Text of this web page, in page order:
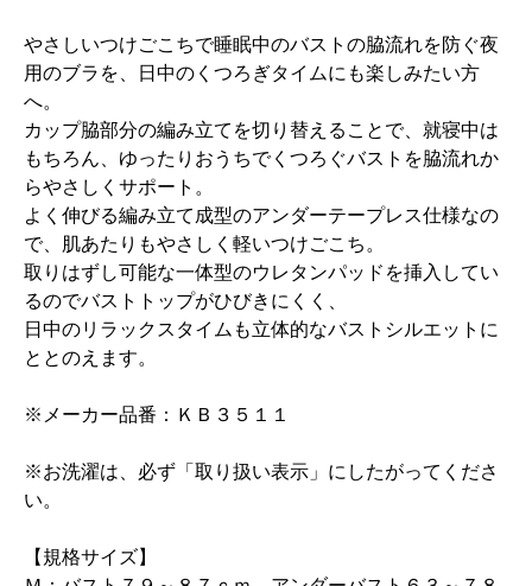
やさしいつけごこちで睡眠中のバストの脇流れを防ぐ夜
用のブラを、日中のくつろぎタイムにも楽しみたい方
へ。
カップ脇部分の編み立てを切り替えることで、就寝中は
もちろん、ゆったりおうちでくつろぐバストを脇流れか
らやさしくサポート。
よく伸びる編み立て成型のアンダーテープレス仕様なの
で、肌あたりもやさしく軽いつけごこち。
取りはずし可能な一体型のウレタンパッドを挿入してい
るのでバストトップがひびきにくく、
日中のリラックスタイムも立体的なバストシルエットに
ととのえます。
※メーカー品番：ＫＢ３５１１
※お洗濯は、必ず「取り扱い表示」にしたがってくださ
い。
【規格サイズ】